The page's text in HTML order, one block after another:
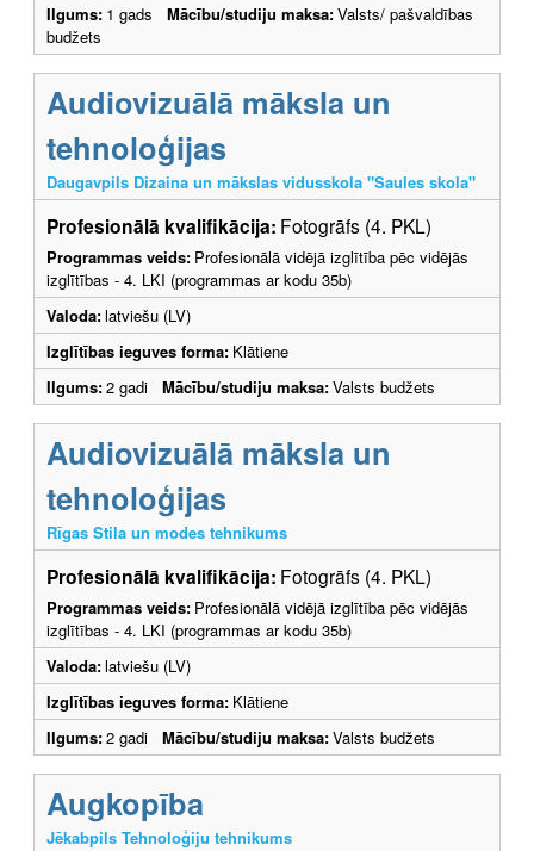
Ilgums: 1 gads Mācību/studiju maksa:Valsts/ pašvaldības
budžets
Audiovizuālā māksla un
tehnoloģijas
Daugavpils Dizaina un mākslas vidusskola "Saules skola"
Profesionālā kvalifikācija: Fotogrāfs (4. PKL)
Programmas veids: Profesionālā vidējā izglītība pēc vidējās
izglītības - 4. LKI (programmas ar kodu 35b)
Valoda:latviešu (LV)
Izglītības ieguves forma: Klātiene
Ilgums:2 gadi Mācību/studiju maksa:Valsts budžets
Audiovizuālā māksla un
tehnoloģijas
Rīgas Stila un modes tehnikums
Profesionālā kvalifikācija: Fotogrāfs (4. PKL)
Programmas veids: Profesionālā vidējā izglītība pēc vidējās
izglītības - 4. LKI (programmas ar kodu 35b)
Valoda:latviešu (LV)
Izglītības ieguves forma: Klātiene
Ilgums:2 gadi Mācību/studiju maksa:Valsts budžets
Augkopība
Jēkabpils Tehnoloģiju tehnikums